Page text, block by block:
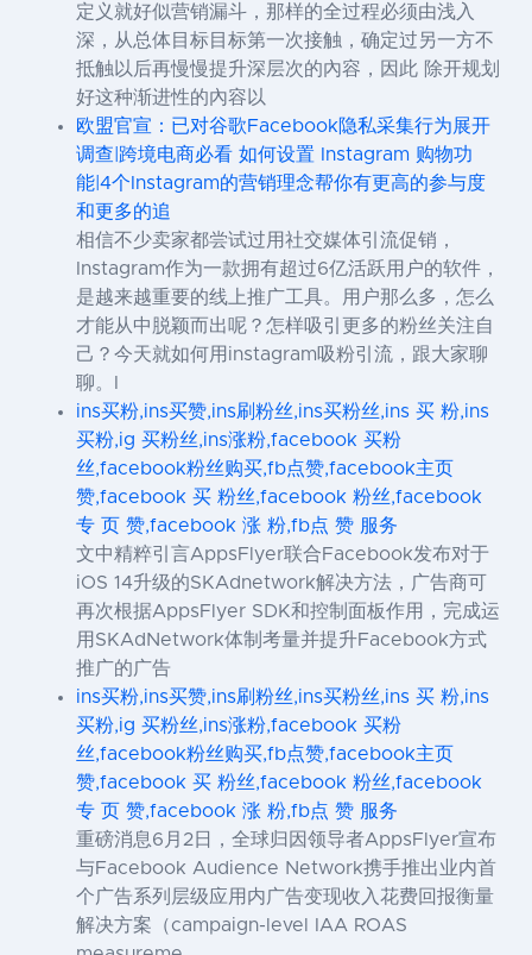
定义就好似营销漏斗，那样的全过程必须由浅入
深，从总体目标目标第一次接触，确定过另一方不
抵触以后再慢慢提升深层次的內容，因此 除开规划
好这种渐进性的內容以
欧盟官宣：已对谷歌Facebook隐私采集行为展开
调查|跨境电商必看 如何设置 Instagram 购物功
能|4个Instagram的营销理念帮你有更高的参与度
和更多的追
相信不少卖家都尝试过用社交媒体引流促销，
Instagram作为一款拥有超过6亿活跃用户的软件，
是越来越重要的线上推广工具。用户那么多，怎么
才能从中脱颖而出呢？怎样吸引更多的粉丝关注自
己？今天就如何用instagram吸粉引流，跟大家聊
聊。I
ins买粉,ins买赞,ins刷粉丝,ins买粉丝,ins 买 粉,ins
买粉,ig 买粉丝,ins涨粉,facebook 买粉
丝,facebook粉丝购买,fb点赞,facebook主页
赞,facebook 买 粉丝,facebook 粉丝,facebook
专 页 赞,facebook 涨 粉,fb点 赞 服务
文中精粹引言AppsFlyer联合Facebook发布对于
iOS 14升级的SKAdnetwork解决方法，广告商可
再次根据AppsFlyer SDK和控制面板作用，完成运
用SKAdNetwork体制考量并提升Facebook方式
推广的广告
ins买粉,ins买赞,ins刷粉丝,ins买粉丝,ins 买 粉,ins
买粉,ig 买粉丝,ins涨粉,facebook 买粉
丝,facebook粉丝购买,fb点赞,facebook主页
赞,facebook 买 粉丝,facebook 粉丝,facebook
专 页 赞,facebook 涨 粉,fb点 赞 服务
重磅消息6月2日，全球归因领导者AppsFlyer宣布
与Facebook Audience Network携手推出业内首
个广告系列层级应用内广告变现收入花费回报衡量
解决方案（campaign-level IAA ROAS